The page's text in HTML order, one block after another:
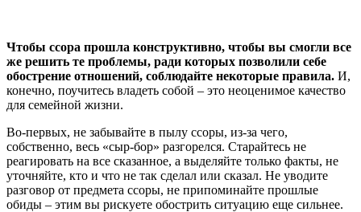
Чтобы ссора прошла конструктивно, чтобы вы смогли все
же решить те проблемы, ради которых позволили себе
обострение отношений, соблюдайте некоторые правила. И,
конечно, поучитесь владеть собой – это неоценимое качество
для семейной жизни.
Во-первых, не забывайте в пылу ссоры, из-за чего,
собственно, весь «сыр-бор» разгорелся. Старайтесь не
реагировать на все сказанное, а выделяйте только факты, не
уточняйте, кто и что не так сделал или сказал. Не уводите
разговор от предмета ссоры, не припоминайте прошлые
обиды – этим вы рискуете обострить ситуацию еще сильнее.